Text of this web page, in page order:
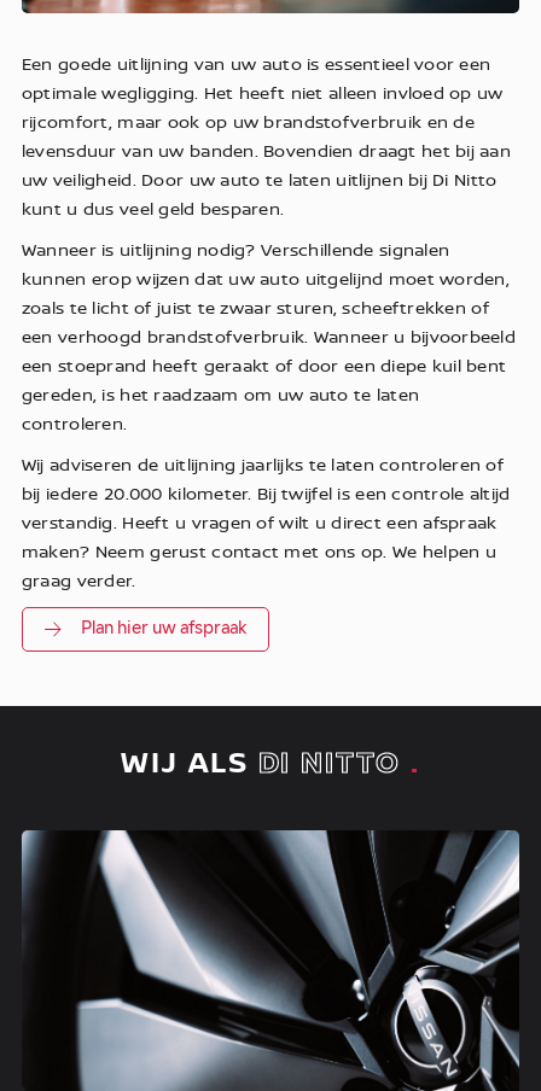
Een goede uitlijning van uw auto is essentieel voor een
optimale wegligging. Het heeft niet alleen invloed op uw
rijcomfort, maar ook op uw brandstofverbruik en de
levensduur van uw banden. Bovendien draagt het bij aan
uw veiligheid. Door uw auto te laten uitlijnen bij Di Nitto
kunt u dus veel geld besparen.
Wanneer is uitlijning nodig? Verschillende signalen
kunnen erop wijzen dat uw auto uitgelijnd moet worden,
zoals te licht of juist te zwaar sturen, scheeftrekken of
een verhoogd brandstofverbruik. Wanneer u bijvoorbeeld
een stoeprand heeft geraakt of door een diepe kuil bent
gereden, is het raadzaam om uw auto te laten
controleren.
Wij adviseren de uitlijning jaarlijks te laten controleren of
bij iedere 20.000 kilometer. Bij twijfel is een controle altijd
verstandig. Heeft u vragen of wilt u direct een afspraak
maken? Neem gerust contact met ons op. We helpen u
graag verder.
Plan hier uw afspraak
WIJ ALS DI NITTO .